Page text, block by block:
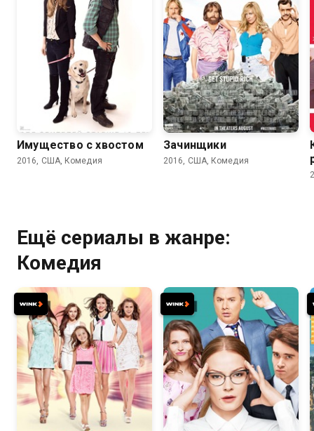
4.9
Имущество с хвостом
2016, США, Комедия
6.2 5.8
Зачинщики
2016, США, Комедия
Ещё сериалы в жанре:
Комедия